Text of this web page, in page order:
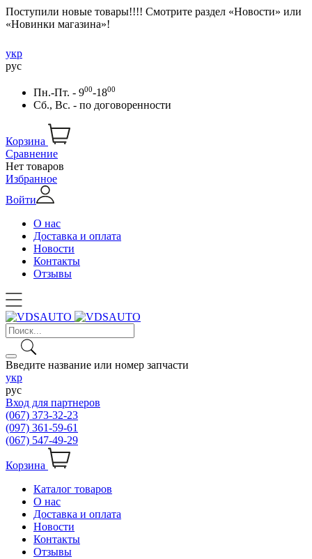
Поступили новые товары!!!! Смотрите раздел «Новости» или
«Новинки магазина»!
укр
рус
Пн.-Пт. - 900-1800
Сб., Вс. - по договоренности
Корзина
Сравнение
Нет товаров
Избранное
Войти
О нас
Доставка и оплата
Новости
Контакты
Отзывы
Введите название или номер запчасти
укр
рус
Вход для партнеров
(067) 373-32-23
(097) 361-59-61
(067) 547-49-29
Корзина
Каталог товаров
О нас
Доставка и оплата
Новости
Контакты
Отзывы